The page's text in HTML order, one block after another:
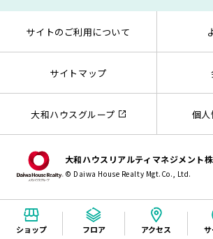
ショップ フロア アクセス
サイトのご利用について
サイトマップ
大和ハウスグループ 個
大和ハウスリアルティマネジメント
© Daiwa House Realty Mgt.Co., Ltd.